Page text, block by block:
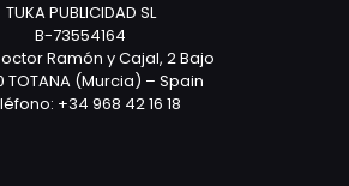
TUKA PUBLICIDAD SL
B-73554164
Ramón y Cajal, 2 Bajo
TOTANA (Murcia) – Spain
+34 968 42 16 18